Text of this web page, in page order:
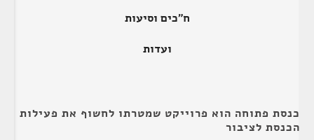
ח"כים וסיעות
ועדות
כנסת פתוחה הוא פרוייקט שמטרתו לחשוף את פעילות
הכנסת לציבור